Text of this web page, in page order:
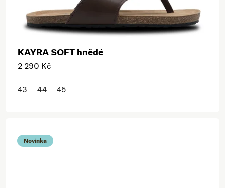
KAYRA SOFT hnědé
2 290 Kč
43 44 45
Novinka